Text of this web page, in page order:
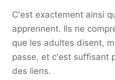
C'est exactement ainsi
apprennent. Ils ne
que les adultes disent,
passe, et c'est suffisant
des liens.